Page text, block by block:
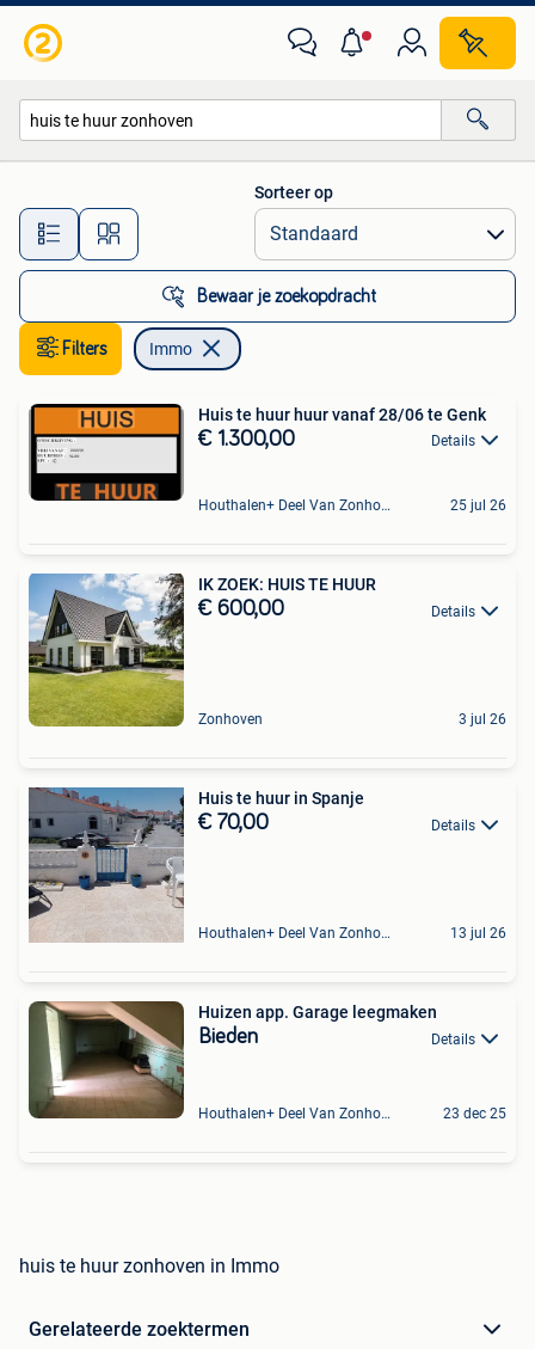
Alle afstanden…
Sorteer op
Bewaar je zoekopdracht
Filters Immo
Huis te huur huur vanaf 28/06 te Genk
€ 1.300,00 Details
Houthalen+ Deel Van Zonhoven En Zolder 25 jul 26
IK ZOEK: HUIS TE HUUR
€ 600,00 Details
Zonhoven 3 jul 26
Huis te huur in Spanje
€ 70,00 Details
Houthalen+ Deel Van Zonhoven En Zolder 13 jul 26
Huizen app. Garage leegmaken
Bieden Details
Houthalen+ Deel Van Zonhoven En Zolder 23 dec 25
huis te huur zonhoven in Immo
Gerelateerde zoektermen